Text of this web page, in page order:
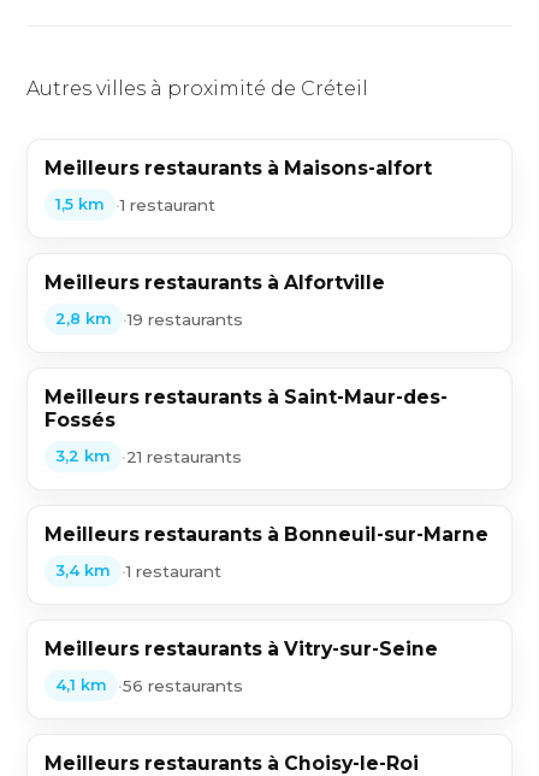
Autres villes à proximité de Créteil
Meilleurs restaurants à Maisons-alfort
1,5 km •1 restaurant
Meilleurs restaurants à Alfortville
2,8 km •19 restaurants
Meilleurs restaurants à Saint-Maur-des-
Fossés
3,2 km •21 restaurants
Meilleurs restaurants à Bonneuil-sur-Marne
3,4 km •1 restaurant
Meilleurs restaurants à Vitry-sur-Seine
4,1 km •56 restaurants
Meilleurs restaurants à Choisy-le-Roi